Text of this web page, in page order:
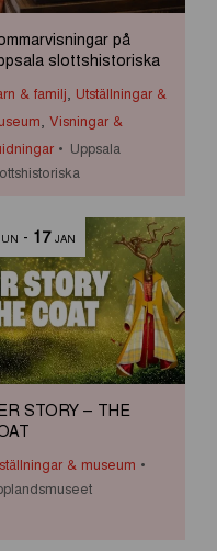
på
slottshistoriska
& familj, Utställningar &
, Visningar &
Uppsala
- 17 JAN
STORY – THE
& museum